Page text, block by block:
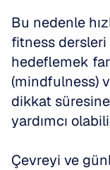
Bu nedenle
fitness
hedeflemek
(mindfulness)
dikkat
yardımcı
Çevreyi ve